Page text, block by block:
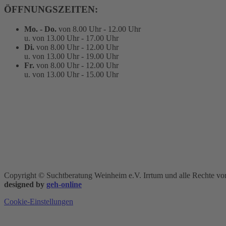
ÖFFNUNGSZEITEN:
Mo. - Do. von 8.00 Uhr - 12.00 Uhr
u. von 13.00 Uhr - 17.00 Uhr
Di. von 8.00 Uhr - 12.00 Uhr
u. von 13.00 Uhr - 19.00 Uhr
Fr. von 8.00 Uhr - 12.00 Uhr
u. von 13.00 Uhr - 15.00 Uhr
Copyright © Suchtberatung Weinheim e.V. Irrtum und alle Rechte
designed by geh-online
Cookie-Einstellungen